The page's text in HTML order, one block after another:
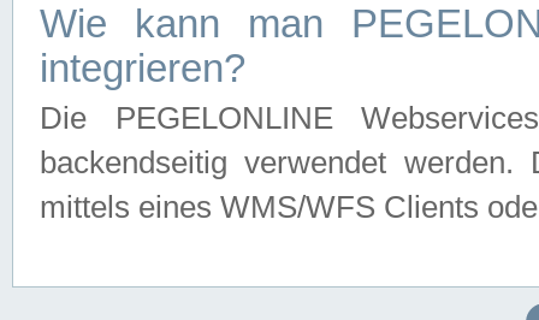
Wie kann man
integrieren?
Die PEGELONLINE
backendseitig verwendet
mittels eines WMS/WFS Clients